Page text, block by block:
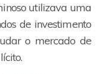
utilizava uma
de investimento
o mercado de